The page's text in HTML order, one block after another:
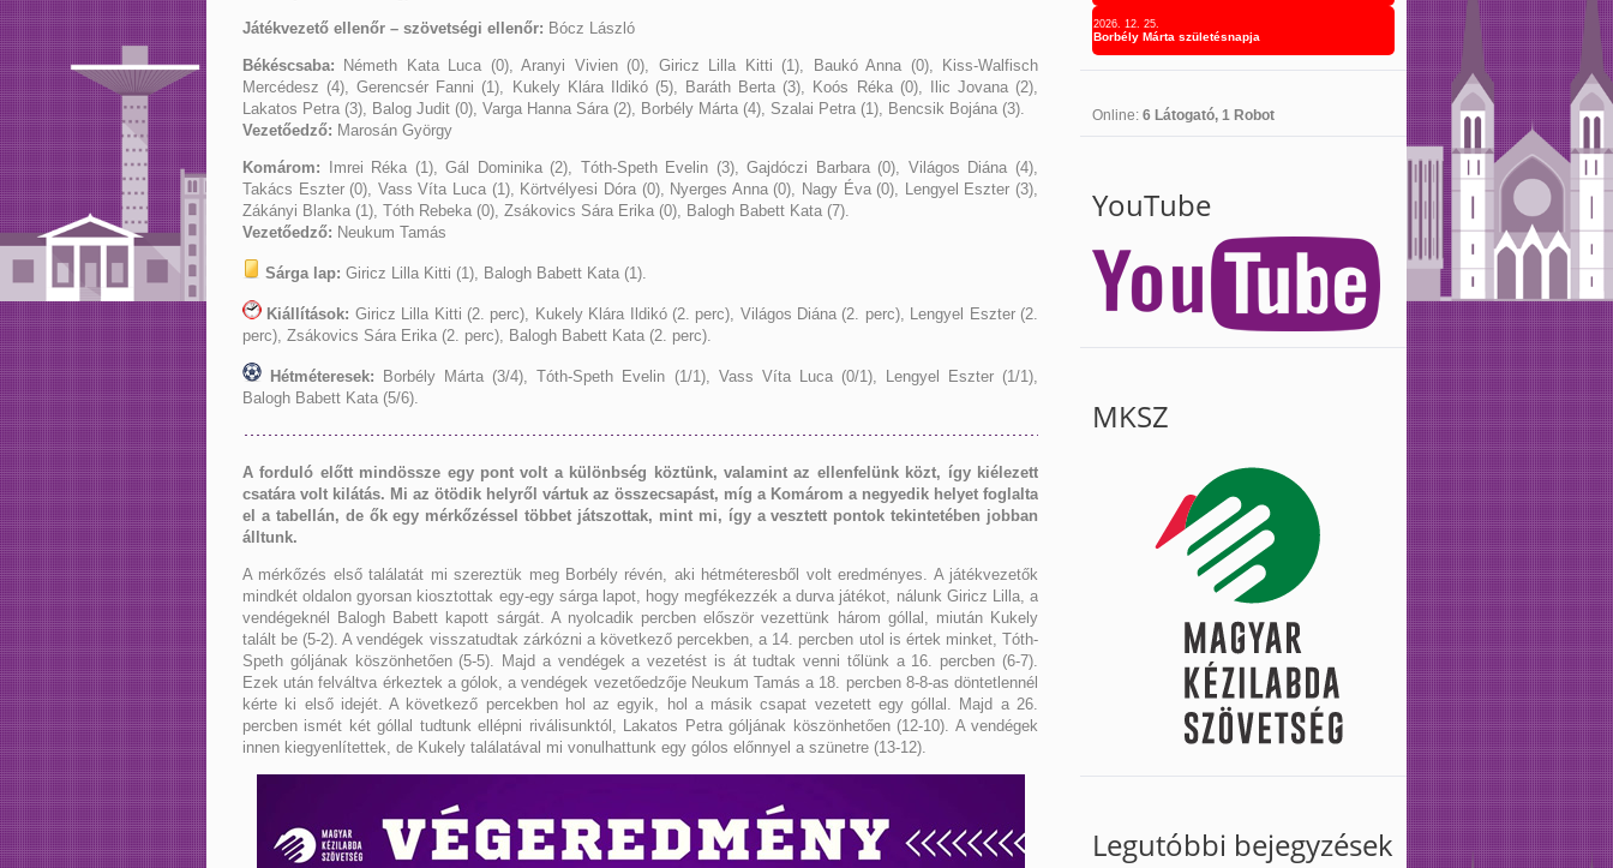
2026. 12. 25.
Borbély Márta születésnapja
Online: 6 Látogató, 1 Robot
YouTube
MKSZ
Legutóbbi bejegyzések
Játékvezető ellenőr – szövetségi ellenőr: Bócz László
Békéscsaba: Németh Kata Luca (0), Aranyi Vivien (0), Giricz Lilla Kitti (1), Baukó Anna (0), Kiss-Walfisch
Mercédesz (4), Gerencsér Fanni (1), Kukely Klára Ildikó (5), Baráth Berta (3), Koós Réka (0), Ilic Jovana (2),
Lakatos Petra (3), Balog Judit (0), Varga Hanna Sára (2), Borbély Márta (4), Szalai Petra (1), Bencsik Bojána (3).
Vezetőedző: Marosán György
Komárom: Imrei Réka (1), Gál Dominika (2), Tóth-Speth Evelin (3), Gajdóczi Barbara (0), Világos Diána (4),
Takács Eszter (0), Vass Víta Luca (1), Körtvélyesi Dóra (0), Nyerges Anna (0), Nagy Éva (0), Lengyel Eszter (3),
Zákányi Blanka (1), Tóth Rebeka (0), Zsákovics Sára Erika (0), Balogh Babett Kata (7).
Vezetőedző: Neukum Tamás
Sárga lap: Giricz Lilla Kitti (1), Balogh Babett Kata (1).
Kiállítások: Giricz Lilla Kitti (2. perc), Kukely Klára Ildikó (2. perc), Világos Diána (2. perc), Lengyel Eszter (2.
perc), Zsákovics Sára Erika (2. perc), Balogh Babett Kata (2. perc).
Hétméteresek:
Borbély Márta (3/4), Tóth-Speth Evelin (1/1), Vass Víta Luca (0/1), Lengyel Eszter (1/1),
Balogh Babett Kata (5/6).
A forduló előtt mindössze egy pont volt a különbség köztünk, valamint az ellenfelünk közt, így kiélezett
csatára volt kilátás. Mi az ötödik helyről vártuk az összecsapást, míg a Komárom a negyedik helyet foglalta
el a tabellán, de ők egy mérkőzéssel többet játszottak, mint mi, így a vesztett pontok tekintetében jobban
álltunk.
A mérkőzés első találatát mi szereztük meg Borbély révén, aki hétméteresből volt eredményes. A játékvezetők
mindkét oldalon gyorsan kiosztottak egy-egy sárga lapot, hogy megfékezzék a durva játékot, nálunk Giricz Lilla, a
vendégeknél Balogh Babett kapott sárgát. A nyolcadik percben először vezettünk három góllal, miután Kukely
talált be (5-2). A vendégek visszatudtak zárkózni a következő percekben, a 14. percben utol is értek minket, Tóth-
Speth góljának köszönhetően (5-5). Majd a vendégek a vezetést is át tudtak venni tőlünk a 16. percben (6-7).
Ezek után felváltva érkeztek a gólok, a vendégek vezetőedzője Neukum Tamás a 18. percben 8-8-as döntetlennél
kérte ki első idejét. A következő percekben hol az egyik, hol a másik csapat vezetett egy góllal. Majd a 26.
percben ismét két góllal tudtunk ellépni riválisunktól, Lakatos Petra góljának köszönhetően (12-10). A vendégek
innen kiegyenlítettek, de Kukely találatával mi vonulhattunk egy gólos előnnyel a szünetre (13-12).